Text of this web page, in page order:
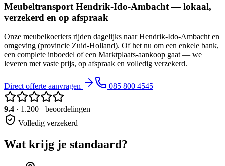
Meubeltransport Hendrik-Ido-Ambacht — lokaal,
verzekerd en op afspraak
Onze meubelkoeriers rijden dagelijks naar Hendrik-Ido-Ambacht en
omgeving (provincie Zuid-Holland). Of het nu om een enkele bank,
een complete inboedel of een Marktplaats-aankoop gaat — we
leveren met vaste prijs, op afspraak en volledig verzekerd.
Direct offerte aanvragen 085 800 4545
9.4 · 1.200+ beoordelingen
Volledig verzekerd
Wat krijg je standaard?